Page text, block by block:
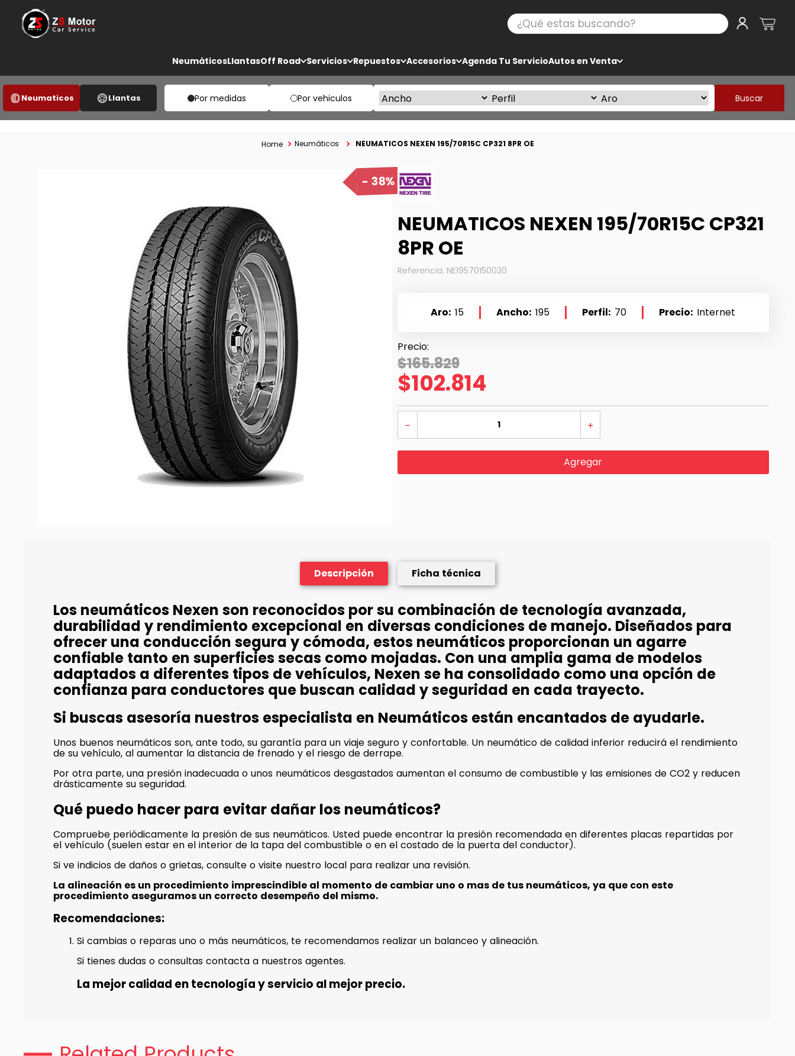
¿Qué estas buscando?
NeumáticosLlantasOff Road Servicios Repuestos Accesorios Agenda Tu ServicioAutos en Venta
Neumaticos Llantas Por medidas Por vehiculos Buscar
Neumáticos NEUMATICOS NEXEN 195/70R15C CP321 8PR OE
38%
NEUMATICOS NEXEN 195/70R15C CP321
8PR OE
Referencia: NE19570150030
Aro 15 Ancho 195 Perfil 70 Precio Internet
$165.829
$102.814
＋
－
Agregar
Descripción Ficha técnica
Los neumáticos Nexen son reconocidos por su combinación de tecnología avanzada,
durabilidad y rendimiento excepcional en diversas condiciones de manejo. Diseñados para
ofrecer una conducción segura y cómoda, estos neumáticos proporcionan un agarre
confiable tanto en superficies secas como mojadas. Con una amplia gama de modelos
adaptados a diferentes tipos de vehículos, Nexen se ha consolidado como una opción de
confianza para conductores que buscan calidad y seguridad en cada trayecto.
Si buscas asesoría nuestros especialista en Neumáticos están encantados de ayudarle.
Unos buenos neumáticos son, ante todo, su garantía para un viaje seguro y confortable. Un neumático de calidad inferior reducirá el rendimiento
de su vehículo, al aumentar la distancia de frenado y el riesgo de derrape.
Por otra parte, una presión inadecuada o unos neumáticos desgastados aumentan el consumo de combustible y las emisiones de CO2 y reducen
drásticamente su seguridad.
Qué puedo hacer para evitar dañar los neumáticos?
Compruebe periódicamente la presión de sus neumáticos. Usted puede encontrar la presión recomendada en diferentes placas repartidas por
el vehículo (suelen estar en el interior de la tapa del combustible o en el costado de la puerta del conductor).
Si ve indicios de daños o grietas, consulte o visite nuestro local para realizar una revisión.
La alineación es un procedimiento imprescindible al momento de cambiar uno o mas de tus neumáticos, ya que con este
procedimiento aseguramos un correcto desempeño del mismo.
Recomendaciones:
Si cambias o reparas uno o más neumáticos, te recomendamos realizar un balanceo y alineación.
Si tienes dudas o consultas contacta a nuestros agentes.
La mejor calidad en tecnología y servicio al mejor precio.
3.
235